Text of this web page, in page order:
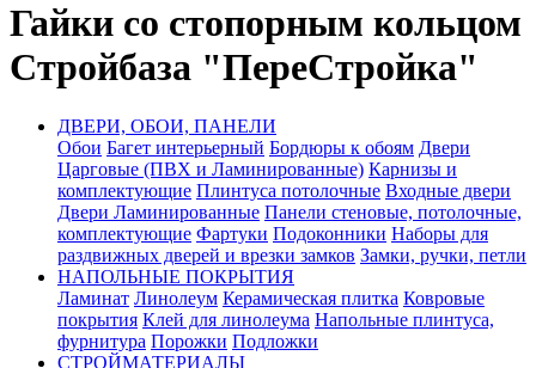
Гайки со стопорным кольцом
Стройбаза "ПереСтройка"
ДВЕРИ, ОБОИ, ПАНЕЛИ
Обои Багет интерьерный Бордюры к обоям Двери
Царговые (ПВХ и Ламинированные) Карнизы и
комплектующие Плинтуса потолочные Входные двери
Двери Ламинированные Панели стеновые, потолочные,
комплектующие Фартуки Подоконники Наборы для
раздвижных дверей и врезки замков Замки, ручки, петли
НАПОЛЬНЫЕ ПОКРЫТИЯ
Ламинат Линолеум Керамическая плитка Ковровые
покрытия Клей для линолеума Напольные плинтуса,
фурнитура Порожки Подложки
СТРОЙМАТЕРИАЛЫ